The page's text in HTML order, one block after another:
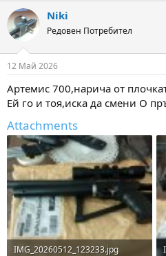
c
t
i
s
Niki
Редовен Потребител
12 Май 2026
Артемис 700,нарича от
Ей го и тоя,иска да смени О
Attachments
IMG_20260512_123233.jpg